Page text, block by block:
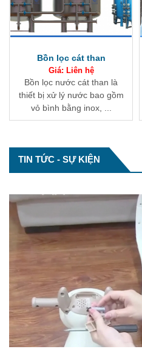
Bồn chứa hóa chất
Giá: Liên hệ
Thiết bị chuyên dụng dùng
để lưu trữ và pha trộn các
loại hóa chất có tính ...
TIN TỨC - SỰ KIỆN
Tổng hợp về
Module xử lý
Bể lắng và
Trong các công
đóng vai trò ...
Nước cứng và
Nước là tài
sống và sản ...
Xử lý nước
sinh EBB
EBB là một